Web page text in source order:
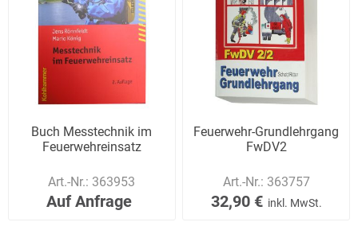
Buch Messtechnik im
Feuerwehreinsatz
Art.-Nr.: 363953
Auf Anfrage
Feuerwehr-Grundlehrgang
FwDV2
Art.-Nr.: 363757
32,90 € inkl. MwSt.